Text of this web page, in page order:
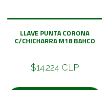
LLAVE PUNTA CORONA
C/CHICHARRA M18 BAHCO
$14.224 CLP